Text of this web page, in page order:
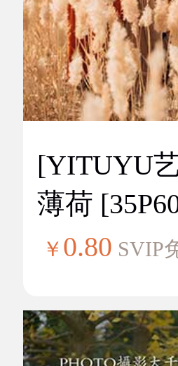
[YITUYU
薄荷
￥ 0.80 SVIP